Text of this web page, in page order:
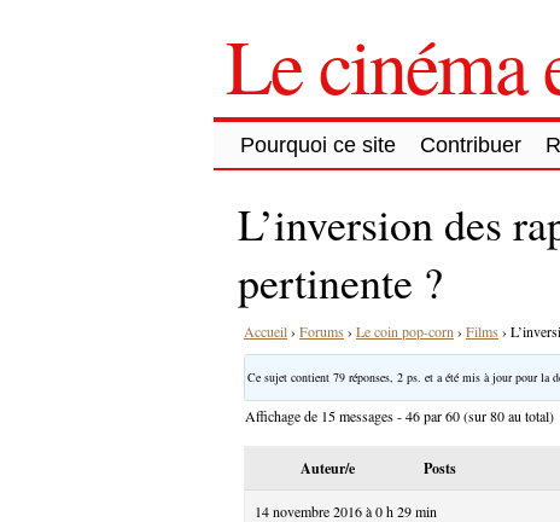
Le cinéma
Pourquoi ce site Contribuer
L’inversion des
pertinente ?
Accueil› Forums › Le coin pop-corn › Films ›
Ce sujet contient 79 réponses, 2 ps. et a été mis à jour pour la
Affichage de 15 messages - 46 par 60 (sur 80 au total)
Auteur/e Posts
14 novembre 2016 à 0 h 29 min